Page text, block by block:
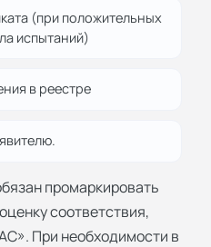
(при положительных
испытаний)
в реестре
промаркировать
соответствия,
При необходимости в